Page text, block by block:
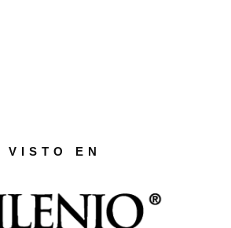
VISTO EN